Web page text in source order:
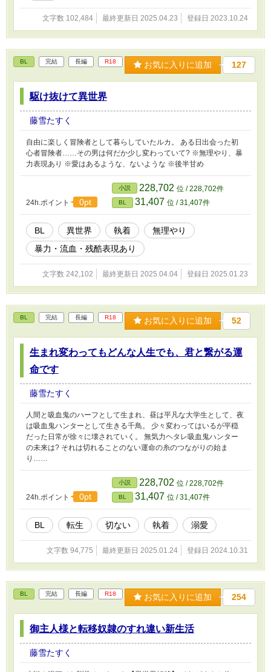
文字数 102,484 最終更新日 2025.04.23 登録日 2023.10.24
BL 完結 長編 R18 お気に入りに追加 127
駆け抜けて異世界
藤雪たすく
自由に楽しく冒険者として暮らしていたルカ。 ある日出会った初
心者冒険者……その男は何だか少し変わっていて? ※無理やり、暴
力表現あり ※愛はあるような、ないような ※後半甘め
24h.ポイント 0pt
小説 228,702 位 / 228,702件
BL 31,407 位 / 31,407件
BL 異世界 執着
無理やり
暴力・流血・残酷表現あり
文字数 242,102 最終更新日 2025.04.04 登録日 2025.01.23
BL 完結 長編 R18 お気に入りに追加 52
生まれ変わってもどんな人生でも、君と繋がる運
命です
藤雪たすく
人間と吸血鬼のハーフとして生まれ、昼は平凡な大学生として、夜
は吸血鬼ハンターとして生きる千鳥。 少々変わってはいるが平穏
だった日常が徐々に壊されていく。 無気力ヘタレ吸血鬼ハンター
の未来は? それは切れることのない運命の糸のつながりの始ま
り……
24h.ポイント 0pt
小説 228,702 位 / 228,702件
BL 31,407 位 / 31,407件
BL 転生 切ない 執着 溺愛
文字数 94,775 最終更新日 2025.01.24 登録日 2024.10.31
BL 完結 長編 R18 お気に入りに追加 254
御主人様と転移奴隷のすれ違い新生活
藤雪たすく